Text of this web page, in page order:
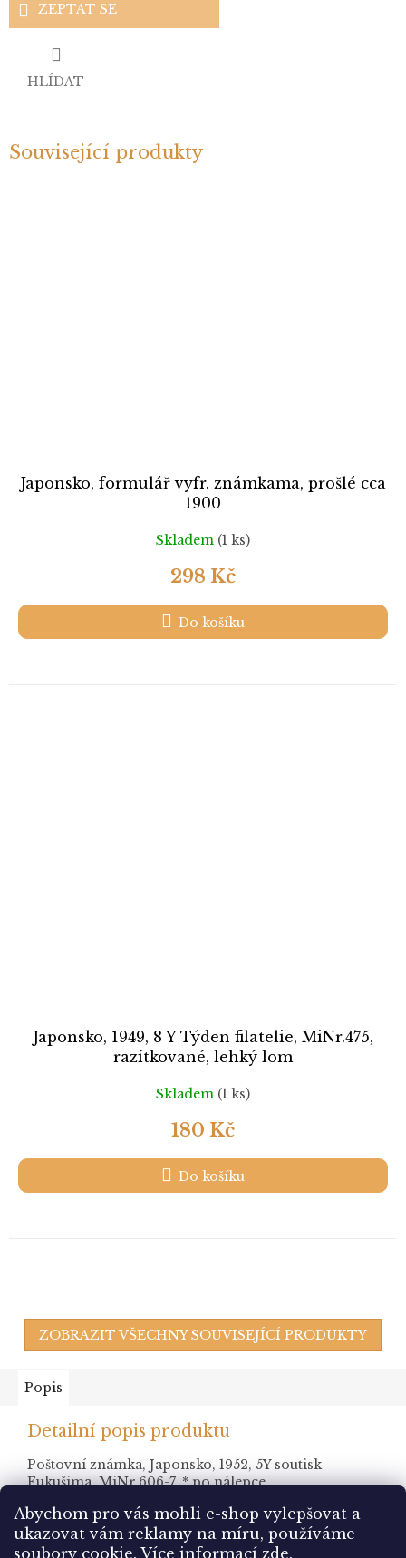
Abychom pro vás mohli e-shop vylepšovat a
ukazovat vám reklamy na míru, používáme
soubory cookie. Více informací zde.
ZEPTAT SE
HLÍDAT
Související produkty
Japonsko, formulář vyfr. známkama, prošlé cca
1900
Skladem (1 ks)
298 Kč
Do košíku
Japonsko, 1949, 8 Y Týden filatelie, MiNr.475,
razítkované, lehký lom
Skladem (1 ks)
180 Kč
Do košíku
ZOBRAZIT VŠECHNY SOUVISEJÍCÍ PRODUKTY
Popis
Detailní popis produktu
Poštovní známka, Japonsko, 1952, 5Y soutisk
Fukušima, MiNr.606-7, * po nálepce